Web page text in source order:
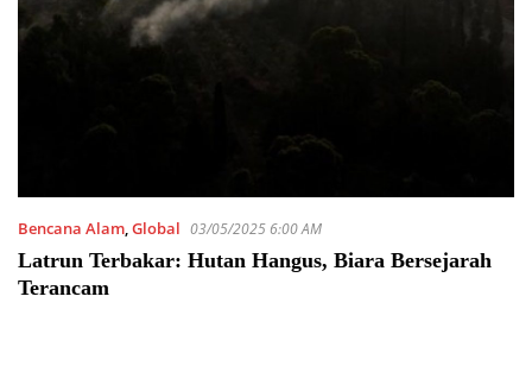
Bencana Alam,Global 03/05/2025 6:00 AM
Latrun Terbakar: Hutan Hangus, Biara Bersejarah
Terancam